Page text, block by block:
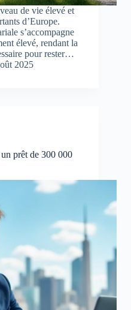
de vie élevé et
d’Europe.
s’accompagne
élevé, rendant la
pour rester…
2025
prêt de 300 000